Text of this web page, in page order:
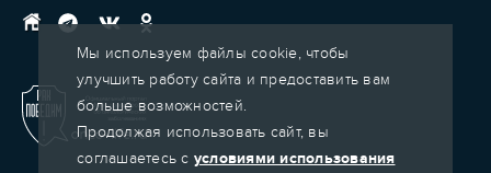
Мы используем файлы cookie, чтобы
улучшить работу сайта и предоставить вам
больше возможностей.
Продолжая использовать сайт, вы
соглашаетесь с условиями использования